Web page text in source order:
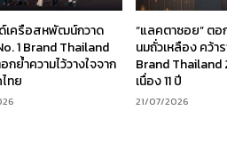
เครือสหพัฒน์กวาด
1 Brand Thailand
ย้ำความไว้วางใจจาก
ทย
“แลคตาซอย” ต
นมถั่วเหลือง คว้า
Brand
เนื่อง 11 ปี
21/07/2026